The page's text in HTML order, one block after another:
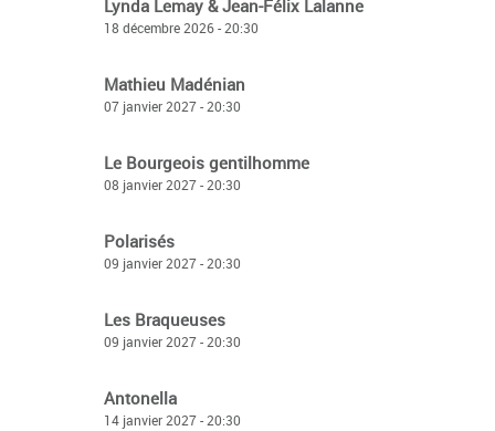
Lynda Lemay & Jean-Félix Lalanne
18 décembre 2026 - 20:30
Mathieu Madénian
07 janvier 2027 - 20:30
Le Bourgeois gentilhomme
08 janvier 2027 - 20:30
Polarisés
09 janvier 2027 - 20:30
Les Braqueuses
09 janvier 2027 - 20:30
Antonella
14 janvier 2027 - 20:30